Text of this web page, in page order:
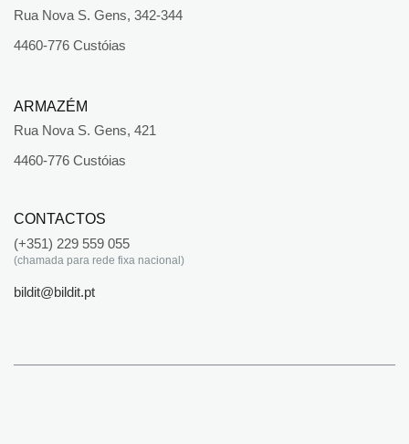
Rua Nova S. Gens, 342-344
4460-776 Custóias
ARMAZÉM
Rua Nova S. Gens, 421
4460-776 Custóias
CONTACTOS
(+351) 229 559 055
(chamada para rede fixa nacional)
bildit@bildit.pt